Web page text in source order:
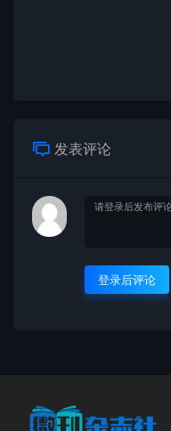
发表评论
登录后评论